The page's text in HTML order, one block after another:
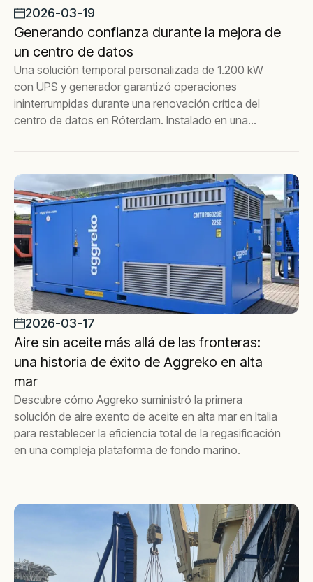
2026-03-19
Generando confianza durante la mejora de
un centro de datos
Una solución temporal personalizada de 1.200 kW
con UPS y generador garantizó operaciones
ininterrumpidas durante una renovación crítica del
centro de datos en Róterdam. Instalado en una
fiabilidad a largo plazo.
2026-03-17
Aire sin aceite más allá de las fronteras:
una historia de éxito de Aggreko en alta
mar
Descubre cómo Aggreko suministró la primera
solución de aire exento de aceite en alta mar en Italia
para restablecer la eficiencia total de la regasificación
en una compleja plataforma de fondo marino.